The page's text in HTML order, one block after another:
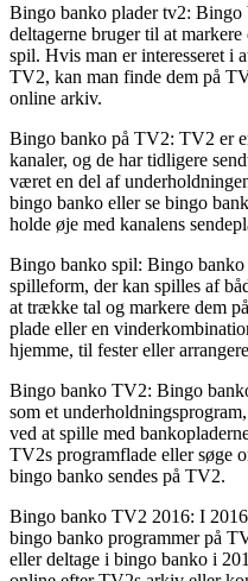
Bingo banko plader tv2: Bingo
deltagerne bruger til at
spil. Hvis man er interesseret i
TV2, kan man finde dem på
online arkiv.
Bingo banko på TV2: TV2 er
kanaler, og de har tidligere
været en del af
bingo banko eller se bingo
holde øje med kanalens
Bingo banko spil: Bingo
spilleform, der kan spilles af
at trække tal og markere dem
plade eller en
hjemme, til fester eller
Bingo banko TV2: Bingo
som et
ved at spille med
TV2s programflade eller søge
bingo banko sendes på TV2.
Bingo banko TV2 2016: I
bingo banko programmer på
eller deltage i bingo banko i